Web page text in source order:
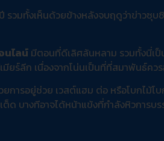
วมทั้งเห็นด้วยข้างหลังจบฤดูว่าข่าวซุ
นไลน์ มีตอนที่ดีเลิศล้นหลาม รวมทั้งนี่เป็
ร์ลีก เนื่องจากโน่นเป็นที่ที่สมาพันธ์ควร
ยการอยู่ช่วย เวสต์แฮม ต่อ หรือโบกไม้
บางทีอาจได้หน้าแข้งที่กำลังหิวการบร